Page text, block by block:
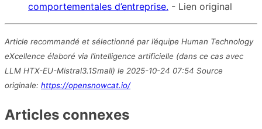
comportementales d’entreprise. - Lien original
Article recommandé et sélectionné par l’équipe Human Technology
eXcellence élaboré via l’intelligence artificielle (dans ce cas avec
LLM HTX-EU-Mistral3.1Small) le 2025-10-24 07:54 Source
originale: https://opensnowcat.io/
Articles connexes